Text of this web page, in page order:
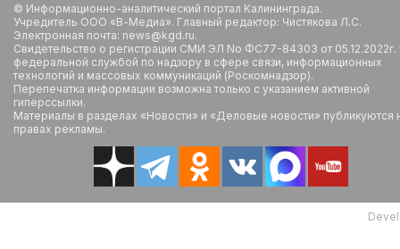
© Информационно-аналитический портал Калининграда.
Учредитель ООО «В-Медиа». Главный редактор: Чистякова Л.С.
Электронная почта: news@kgd.ru.
Свидетельство о регистрации СМИ ЭЛ No ФС77-84303 от
федеральной службой по надзору в сфере связи, информационных
технологий и массовых коммуникаций (Роскомнадзор).
Перепечатка информации возможна только с указанием активной
гиперссылки.
Материалы в разделах «Новости» и «Деловые новости» публикуются
правах рекламы.